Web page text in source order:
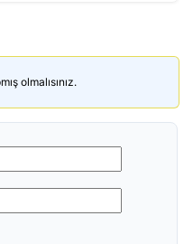
olmalısınız.